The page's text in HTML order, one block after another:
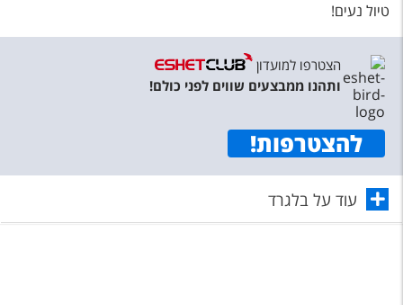
טיול נעים!
הצטרפו למועדון
ותהנו ממבצעים שווים לפני כולם!
להצטרפות!
עוד על בלגרד